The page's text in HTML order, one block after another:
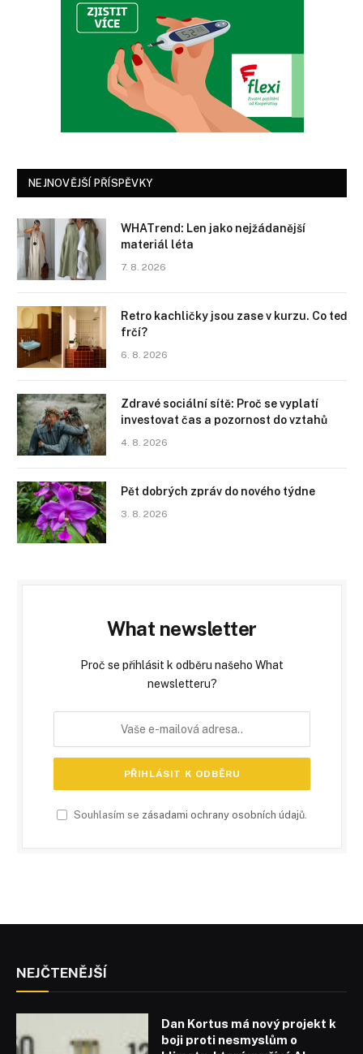
NEJNOVĚJŠÍ PŘÍSPĚVKY
WHATrend: Len jako nejžádanější
materiál léta
7. 8. 2026
Retro kachličky jsou zase v kurzu. Co teď
frčí?
6. 8. 2026
Zdravé sociální sítě: Proč se vyplatí
investovat čas a pozornost do vztahů
4. 8. 2026
Pět dobrých zpráv do nového týdne
3. 8. 2026
What newsletter
Proč se přihlásit k odběru našeho What
newsletteru?
Souhlasím se zásadami ochrany osobních údajů.
NEJČTENĚJŠÍ
Dan Kortus má nový projekt k
boji proti nesmyslům o